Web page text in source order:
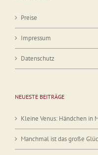
Preise
Impressum
Datenschutz
NEUESTE BEITRÄGE
Kleine Venus: Händchen in
Manchmal ist das große